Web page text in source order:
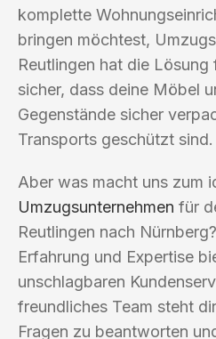
komplette
bringen möchtest,
Reutlingen hat die
sicher, dass deine Möbel
Gegenstände sicher
Transports geschützt sind.
Aber was macht uns zum
Umzugsunternehmen für
Reutlingen nach
Erfahrung und Expertise
unschlagbaren
freundliches Team steht
Fragen zu beantworten